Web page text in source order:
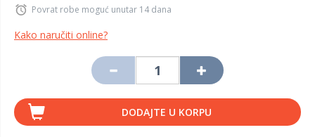
Povrat robe moguć unutar 14 dana
Kako naručiti online?
DODAJTE U KORPU